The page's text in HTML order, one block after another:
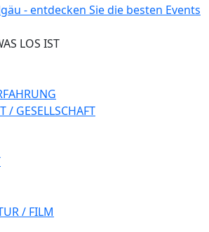
LOS IST
/ GESELLSCHAFT
/ FILM